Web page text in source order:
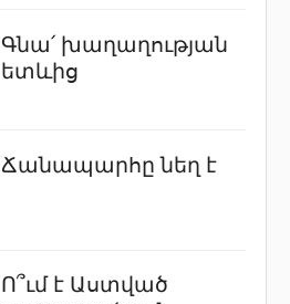
Գնա՛ խաղաղության
ետևից
Ճանապարհը նեղ է
Ո՞ւմ է Աստված